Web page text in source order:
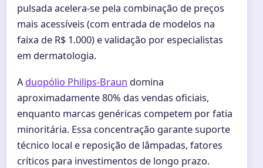
pulsada acelera-se pela combinação de preços
mais acessíveis (com entrada de modelos na
faixa de R$ 1.000) e validação por especialistas
em dermatologia.
Aduopólio Philips-Braun domina
aproximadamente 80% das vendas oficiais,
enquanto marcas genéricas competem por fatia
minoritária. Essa concentração garante suporte
técnico local e reposição de lâmpadas, fatores
críticos para investimentos de longo prazo.